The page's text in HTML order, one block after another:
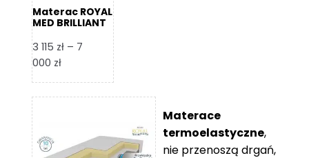
Materac ROYAL
MED BRILLIANT
3 115 zł – 7
000 złZakres
od
Materace
termoelastyczne,
nie przenoszą drgań,